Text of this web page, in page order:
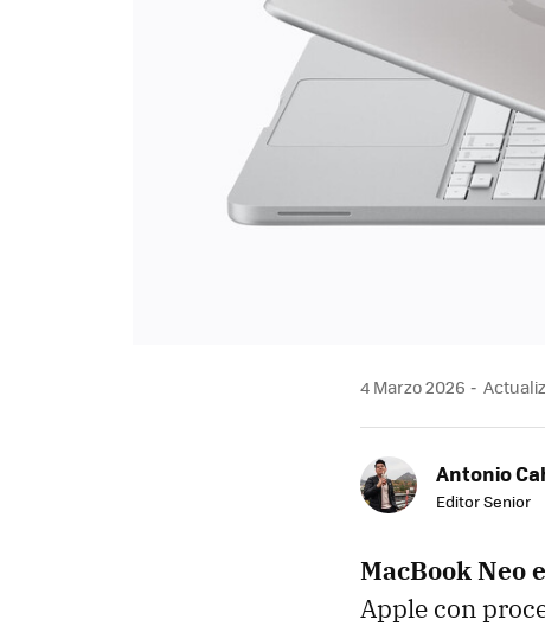
4 Marzo 2026
Antonio
Editor Senior
MacBook Neo
Apple con